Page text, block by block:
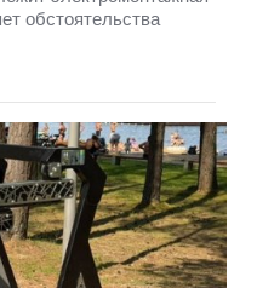
обстоятельства